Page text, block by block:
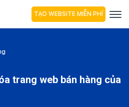
TẠO WEBSITE MIỄN PHÍ
trang web bán hàng của